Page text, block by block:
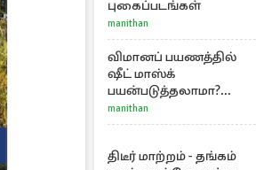
புகைப்படங்கள்
manithan
விமானப் பயணத்தில்
ஷீட் மாஸ்க்
பயன்படுத்தலாமா?
திரிஷாவின் வைரல்
செல்ஃபிக்கு மருத்துவர்
manithan
திடீர் மாற்றம் - தங்கம்